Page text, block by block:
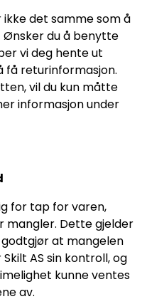
det samme som å
du å benytte
vi deg hente ut
få returinformasjon.
vil du kun måtte
informasjon under
for tap for varen,
mangler. Dette gjelder
godtgjør at mangelen
AS sin kontroll, og
kunne ventes
av.